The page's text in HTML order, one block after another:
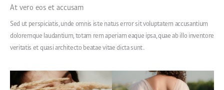
At vero eos et accusam
Sed ut perspiciatis, unde omnis iste natus error sit voluptatem accusantium
doloremque laudantium, totam rem aperiam eaque ipsa, quae ab illo inventore
veritatis et quasi architecto beatae vitae dicta sunt.